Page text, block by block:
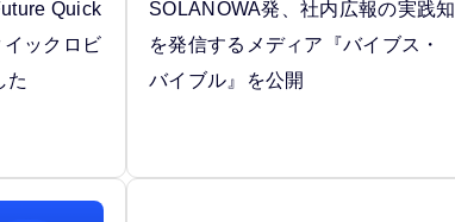
Quick
ックロビ
た
SOLANOWA発、社内広報の実践知
を発信するメディア『バイブス・
バイブル』を公開